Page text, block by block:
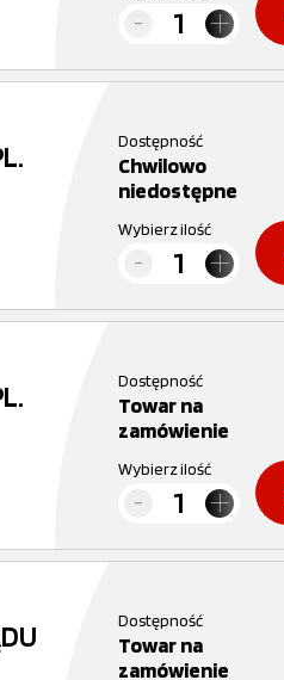
Dostępność
Chwilowo
niedostępne
Wybierz ilość
Dostępność
Towar na
zamówienie
Wybierz ilość
Dostępność
Towar na
zamówienie